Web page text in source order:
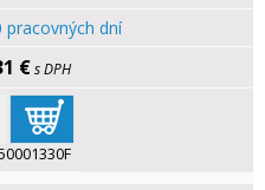
pracovných dní
€s DPH